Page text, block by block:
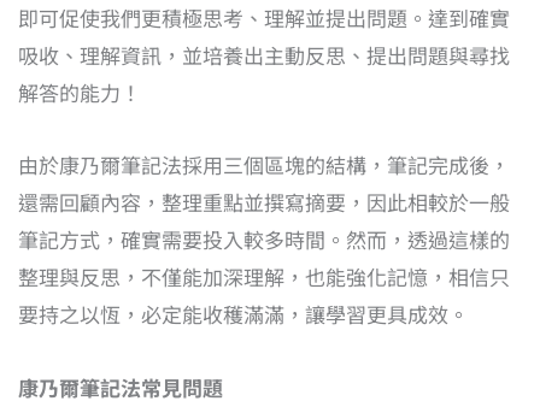
即可促使我們更積極思考、理解並提出問題。達到確實
吸收、理解資訊，並培養出主動反思、提出問題與尋找
解答的能力！
由於康乃爾筆記法採用三個區塊的結構，筆記完成後，
還需回顧內容，整理重點並撰寫摘要，因此相較於一般
筆記方式，確實需要投入較多時間。然而，透過這樣的
整理與反思，不僅能加深理解，也能強化記憶，相信只
要持之以恆，必定能收穫滿滿，讓學習更具成效。
康乃爾筆記法常見問題